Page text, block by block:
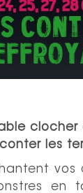
les
en